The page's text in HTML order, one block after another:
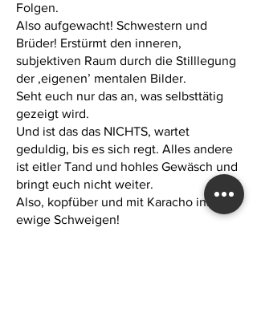
Folgen.
Also aufgewacht! Schwestern und
Brüder! Erstürmt den inneren,
subjektiven Raum durch die Stilllegung
der ‚eigenen’ mentalen Bilder.
Seht euch nur das an, was selbsttätig
gezeigt wird.
Und ist das das NICHTS, wartet
geduldig, bis es sich regt. Alles andere
ist eitler Tand und hohles Gewäsch und
bringt euch nicht weiter.
Also, kopfüber und mit Karacho ins
ewige Schweigen!